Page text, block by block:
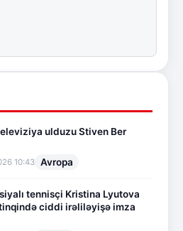
televiziya ulduzu Stiven Ber
10:43 Avropa
tennisçi Kristina Lyutova
ciddi irəliləyişə imza